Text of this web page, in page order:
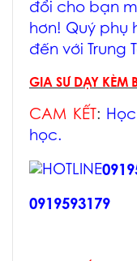
đổi cho bạn
hơn! Quý phụ
đến với Trung
GIA SƯ DẠY KÈM
CAM KẾT :
học.
0919593179